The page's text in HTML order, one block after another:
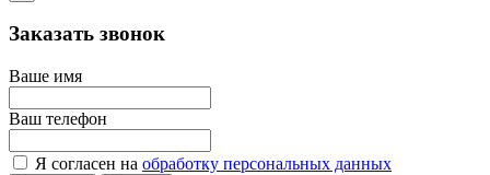
Заказать звонок
Ваше имя
Ваш телефон
Я согласен на обработку персональных данных